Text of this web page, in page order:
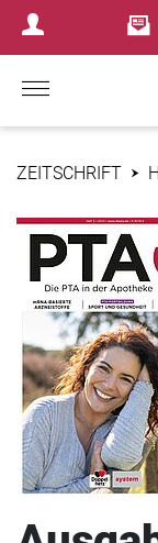
Login Menu
ZEITSCHRIFT